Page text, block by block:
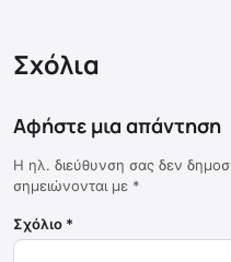
Σχόλια
Αφήστε μια απάντηση
Η ηλ. διεύθυνση σας δεν
σημειώνονται με *
Σχόλιο *